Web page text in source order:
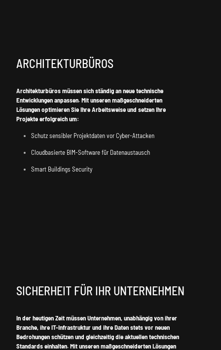
ARCHITEKTURBÜROS
Architekturbüros müssen sich ständig an neue technische
Entwicklungen anpassen. Mit unseren maßgeschneiderten
Lösungen optimieren Sie Ihre Arbeitsweise und setzen Ihre
Projekte erfolgreich um:
Schutz sensibler Projektdaten vor Cyber-Attacken
Cloudbasierte BIM-Software für Datenaustausch
Smart Buildings Security
SICHERHEIT FÜR IHR UNTERNEHMEN
In der heutigen Zeit müssen Unternehmen, unabhängig von ihrer
Branche, ihre IT-Infrastruktur und ihre Daten stets vor neuen
Bedrohungen schützen und gleichzeitig die aktuellen technischen
Standards einhalten. Mit unseren maßgeschneiderten Lösungen